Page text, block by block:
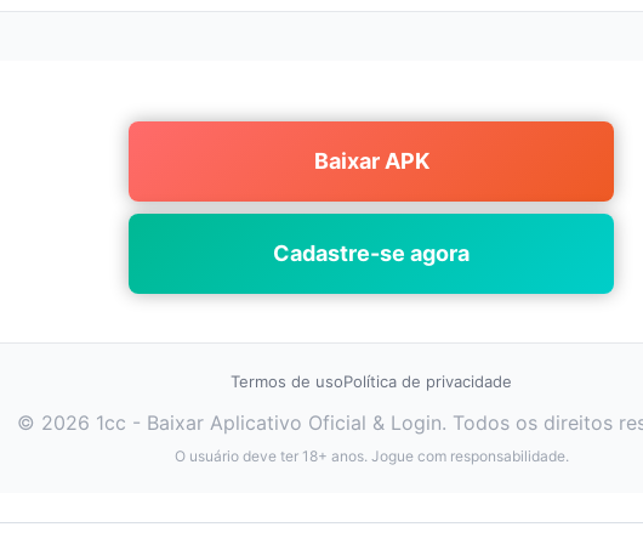
Baixar APK
Cadastre-se agora
Termos de usoPolítica de privacidade
© 2026 1cc - Baixar Aplicativo Oficial & Login. Todos os direitos
O usuário deve ter 18+ anos. Jogue com responsabilidade.